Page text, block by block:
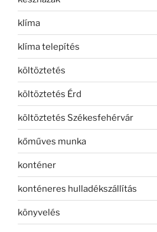
klíma
klíma telepítés
költöztetés
költöztetés Érd
költöztetés Székesfehérvár
kőműves munka
konténer
konténeres hulladékszállítás
könyvelés